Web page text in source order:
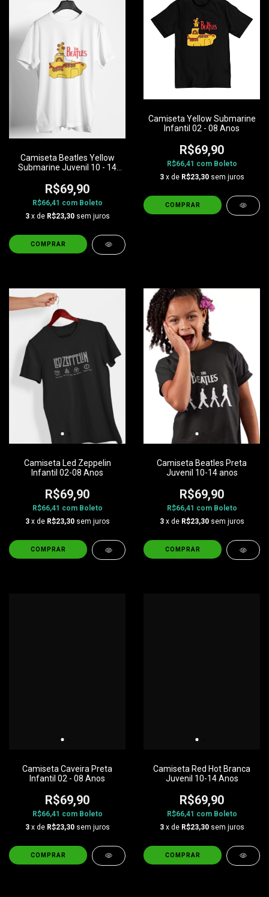
Camiseta Beatles Yellow
Submarine Juvenil 10 - 14
R$69,90
R$66,41 com Boleto
3 x de R$23,30 sem juros
COMPRAR
Camiseta Yellow Submarine
Infantil 02 - 08 Anos
R$69,90
R$66,41 com Boleto
3 x de R$23,30 sem juros
COMPRAR
Camiseta Led Zeppelin
Infantil 02-08 Anos
R$69,90
R$66,41 com Boleto
3 x de R$23,30 sem juros
COMPRAR
Camiseta Beatles Preta
Juvenil 10-14 anos
R$69,90
R$66,41 com Boleto
3 x de R$23,30 sem juros
COMPRAR
Camiseta Caveira Preta
Infantil 02 - 08 Anos
R$69,90
R$66,41 com Boleto
3 x de R$23,30 sem juros
COMPRAR
Camiseta Red Hot Branca
Juvenil 10-14 Anos
R$69,90
R$66,41 com Boleto
3 x de R$23,30 sem juros
COMPRAR